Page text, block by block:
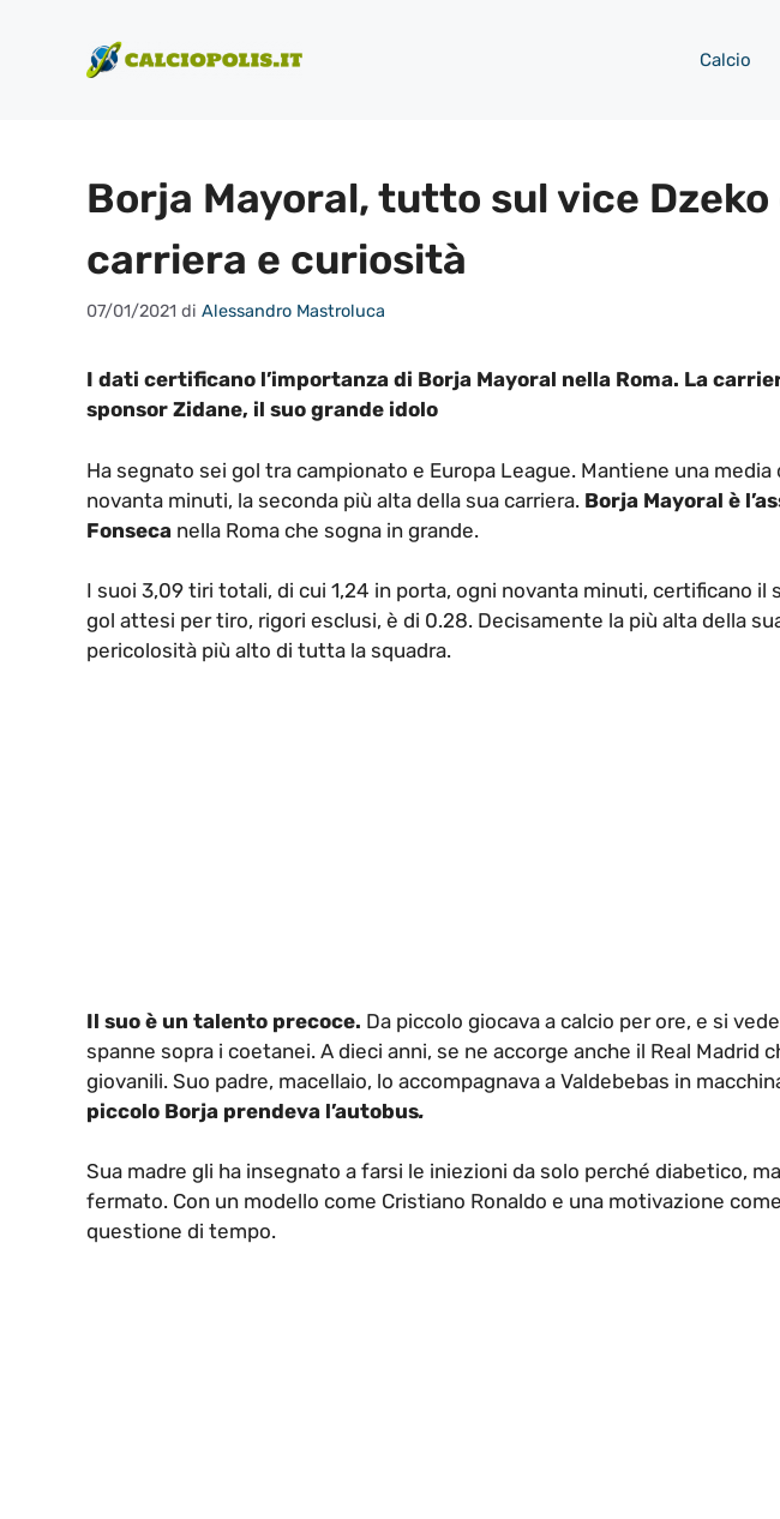
contenuto
Calcio
Borja Mayoral, tutto sul vice Dzeko
carriera e curiosità
07/01/2021 di Alessandro Mastroluca
I dati certificano l’importanza di Borja Mayoral nella Roma. La
sponsor Zidane, il suo grande idolo
Ha segnato sei gol tra campionato e Europa League. Mantiene una
novanta minuti, la seconda più alta della sua carriera. Borja Mayoral è
Fonseca nella Roma che sogna in grande.
I suoi 3,09 tiri totali, di cui 1,24 in porta, ogni novanta minuti, certificano il
gol attesi per tiro, rigori esclusi, è di 0.28. Decisamente la più alta della
pericolosità più alto di tutta la squadra.
Il suo è un talento precoce. Da piccolo giocava a calcio per ore, e si
spanne sopra i coetanei. A dieci anni, se ne accorge anche il Real Madrid
giovanili. Suo padre, macellaio, lo accompagnava a Valdebebas in
piccolo Borja prendeva l’autobus.
Sua madre gli ha insegnato a farsi le iniezioni da solo perché diabetico,
fermato. Con un modello come Cristiano Ronaldo e una motivazione
questione di tempo.